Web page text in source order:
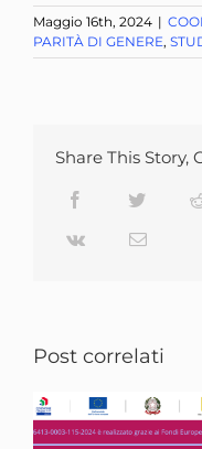
Maggio 16th, 2024 |
PARITÀ DI GENERE,
Share This Story,
Facebook Twitter
Vk Email
Post correlati